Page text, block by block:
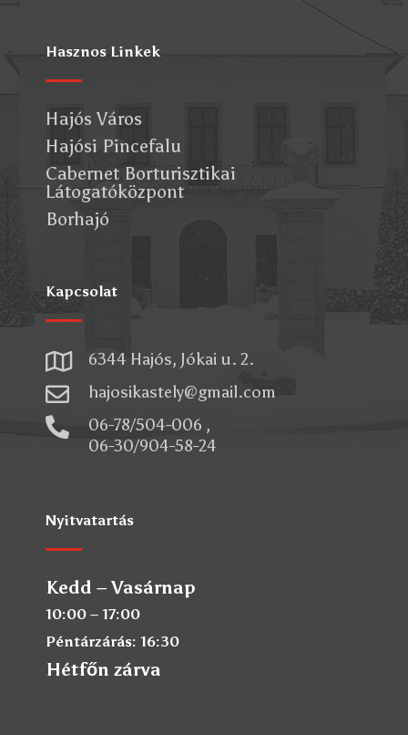
Hasznos Linkek
Hajós Város
Hajósi Pincefalu
Cabernet Borturisztikai
Látogatóközpont
Borhajó
Kapcsolat
 6344 Hajós, Jókai u. 2.
 hajosikastely@gmail.com

06-78/504-006 ,
06-30/904-58-24
Nyitvatartás
Kedd – Vasárnap
10:00 – 17:00
Péntárzárás: 16:30
Hétfőn zárva